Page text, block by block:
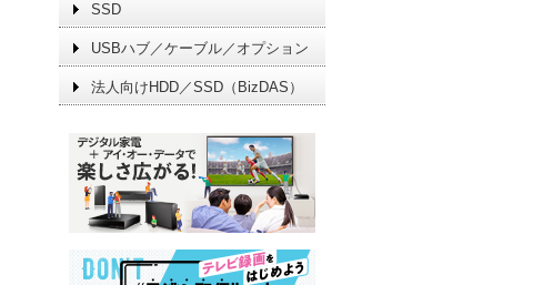
SSD
USBハブ／ケーブル／オプション
法人向けHDD／SSD（BizDAS）